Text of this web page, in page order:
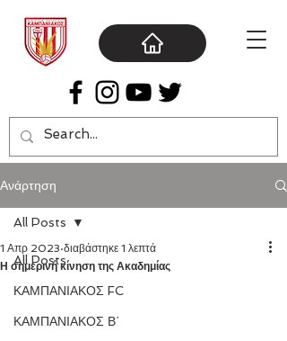
Ανάρτηση
All Posts
ΚΑΜΠΑΝΙΑΚΟΣ FC
ΚΑΜΠΑΝΙΑΚΟΣ Β΄
All Posts
Η σημερινή κίνηση της Ακαδημίας
1 Απρ 2023 διαβάστηκε 1 λεπτά